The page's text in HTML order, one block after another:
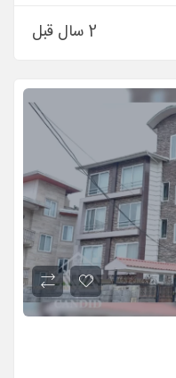
2 سال قبل